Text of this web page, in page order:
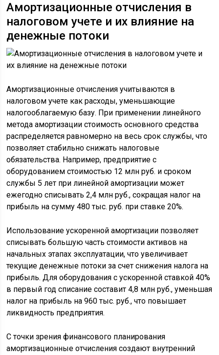
Амортизационные отчисления в
налоговом учете и их влияние на
денежные потоки
Амортизационные отчисления учитываются в
налоговом учете как расходы, уменьшающие
налогооблагаемую базу. При применении линейного
метода амортизации стоимость основного средства
распределяется равномерно на весь срок службы, что
позволяет стабильно снижать налоговые
обязательства. Например, предприятие с
оборудованием стоимостью 12 млн руб. и сроком
службы 5 лет при линейной амортизации может
ежегодно списывать 2,4 млн руб., сокращая налог на
прибыль на сумму 480 тыс. руб. при ставке 20%.
Использование ускоренной амортизации позволяет
списывать большую часть стоимости активов на
начальных этапах эксплуатации, что увеличивает
текущие денежные потоки за счет снижения налога на
прибыль. Для оборудования с ускоренной ставкой 40%
в первый год списание составит 4,8 млн руб., уменьшая
налог на прибыль на 960 тыс. руб., что повышает
ликвидность предприятия.
С точки зрения финансового планирования
амортизационные отчисления создают внутренний